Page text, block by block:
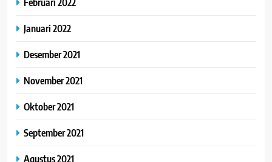
Januari 2022
Desember 2021
November 2021
Oktober 2021
September 2021
Agustus 2021